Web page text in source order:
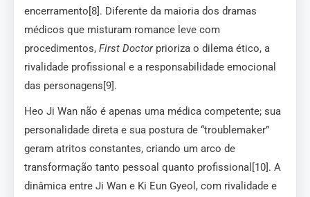
encerramento[8]. Diferente da maioria dos dramas
médicos que misturam romance leve com
procedimentos, First Doctorprioriza o dilema ético, a
rivalidade profissional e a responsabilidade emocional
das personagens[9].
Heo Ji Wan não é apenas uma médica competente; sua
personalidade direta e sua postura de “troublemaker”
geram atritos constantes, criando um arco de
transformação tanto pessoal quanto profissional[10]. A
dinâmica entre Ji Wan e Ki Eun Gyeol, com rivalidade e